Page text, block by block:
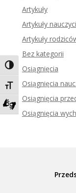
Toggle High Contrast
Toggle Font size
Zadzwoń do
Artykuły
Artykuły
Artykuły
Bez kategorii
Osiągnięcia
Osiągnięcia
Osiągnięcia
Osiągnięcia